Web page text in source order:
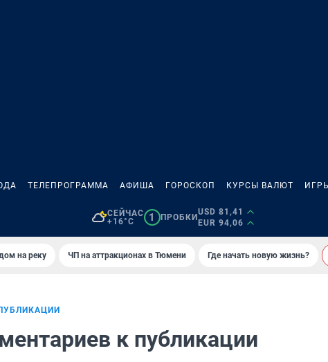
ТЕЛЕПРОГРАММА АФИША ГОРОСКОП КУРСЫ ВАЛЮТ ИГРЫ
СЕЙЧАС
+16°C
1 ПРОБКИ
USD 81,41
EUR 94,06
на реку ЧП на аттракционах в Тюмени Где начать новую жизнь?
к публикации